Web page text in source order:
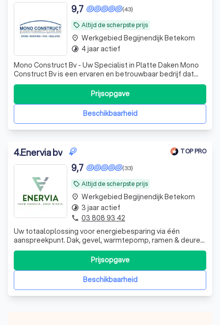
local_offer Altijd de scherpste prijs
(43)
9,7
Mono Construct Bv - Uw Specialist in Platte Daken Mono
Construct Bv is een ervaren en betrouwbaar bedrijf dat
gespecialiseerd is in het aanleggen en renoveren van
platte daken. Wij bieden hoogwaardige oplossingen met
EPDM, roofing, en isolatie, en zorgen ervoor dat elk
dakproject professioneel en d
Beschikbaarheid
Prijsopgave
place Werkgebied Begijnendijk Betekom
timelapse 4 jaar actief
4.Enervia bv TOP PRO
local_offer Altijd de scherpste prijs
(33)
9,7
Uw totaaloplossing voor energiebesparing via één
aanspreekpunt. Dak, gevel, warmtepomp, ramen & deuren,
zonnepanelen en meer - wij regelen alles van A tot Z.
Beschikbaarheid
Prijsopgave
place Werkgebied Begijnendijk Betekom
timelapse 3 jaar actief
phone 03 808 93 42